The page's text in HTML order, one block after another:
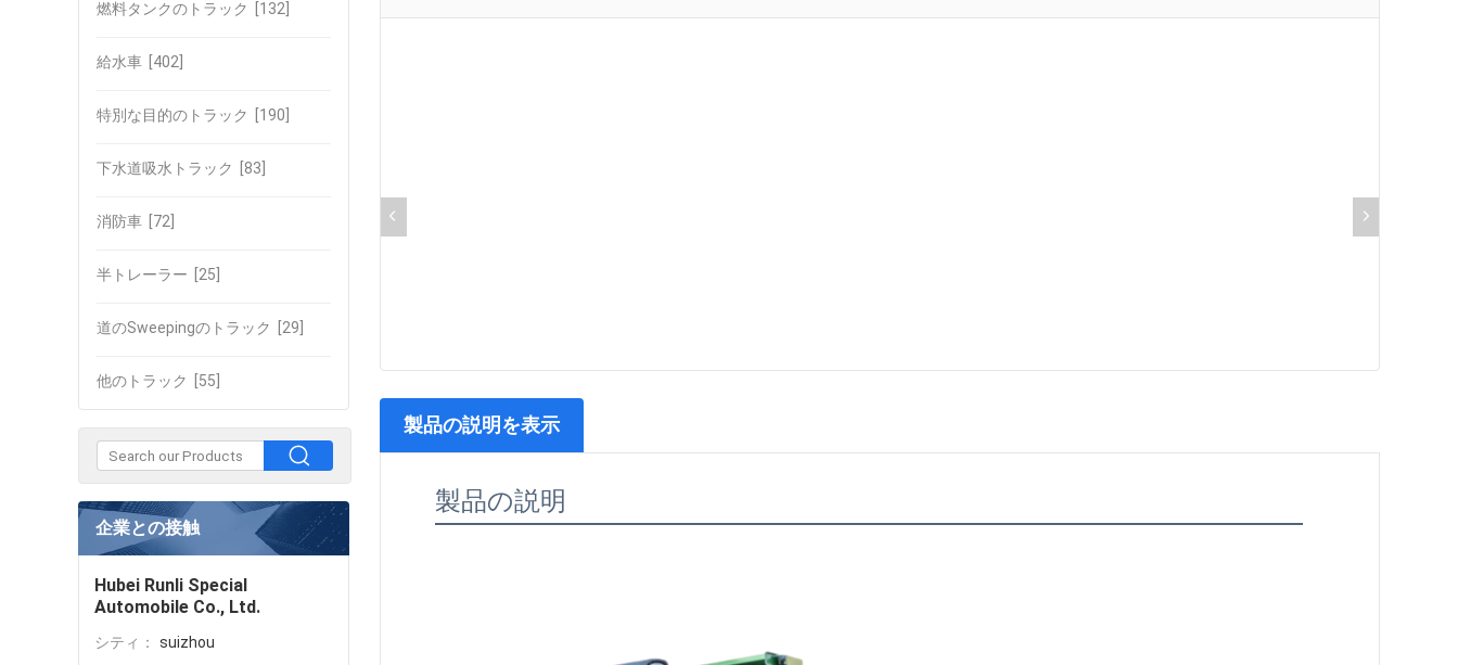
燃料タンクのトラック [132]
給水車 [402]
特別な目的のトラック [190]
下水道吸水トラック [83]
消防車 [72]
半トレーラー [25]
道のSweepingのトラック [29]
他のトラック [55]
企業との接触
Hubei Runli Special
Automobile Co., Ltd.
シティ：
suizhou
製品の説明を表示
製品の説明